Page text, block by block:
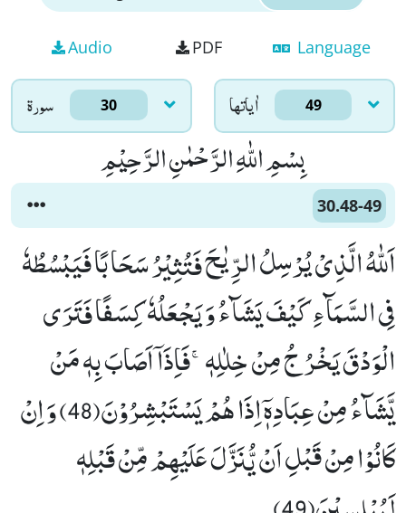
Audio PDF Language
سورۃ 30 اٰياتها 49
بِسْمِ اللّٰهِ الرَّحْمٰنِ الرَّحِیْمِ
30.48-49
اَللّٰهُ الَّذِیْ یُرْسِلُ الرِّیٰحَ فَتُثِیْرُ سَحَابًا فَیَبْسُطُهٗ
فِی السَّمَآءِ كَیْفَ یَشَآءُ وَ یَجْعَلُهٗ كِسَفًا فَتَرَى
الْوَدْقَ یَخْرُ جُ مِنْ خِلٰلِهٖۚ-فَاِذَاۤ اَصَابَ بِهٖ مَنْ
یَّشَآءُ مِنْ عِبَادِهٖۤ اِذَا هُمْ یَسْتَبْشِرُوْنَ(48) وَ اِنْ
كَانُوْا مِنْ قَبْلِ اَنْ یُّنَزَّلَ عَلَیْهِمْ مِّنْ قَبْلِهٖ